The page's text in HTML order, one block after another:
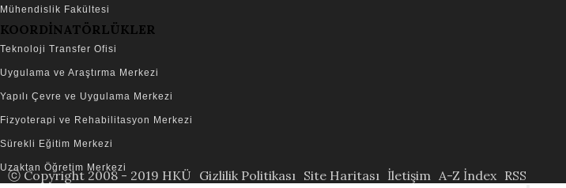
Mühendislik Fakültesi
KOORDİNATÖRLÜKLER
Teknoloji Transfer Ofisi
Uygulama ve Araştırma Merkezi
Yapılı Çevre ve Uygulama Merkezi
Fizyoterapi ve Rehabilitasyon Merkezi
Sürekli Eğitim Merkezi
Uzaktan Öğretim Merkezi
ⓒ Copyright 2008 - 2019 HKÜ Gizlilik Politikası Site Haritası İletişim A-Z İndex RSS